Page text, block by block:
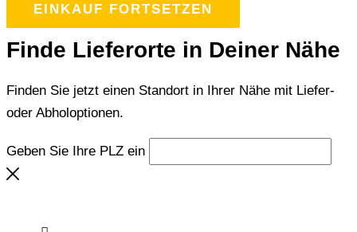
EINKAUF FORTSETZEN
Finde Lieferorte in Deiner Nähe
Finden Sie jetzt einen Standort in Ihrer Nähe mit Liefer-
oder Abholoptionen.
Geben Sie Ihre PLZ ein